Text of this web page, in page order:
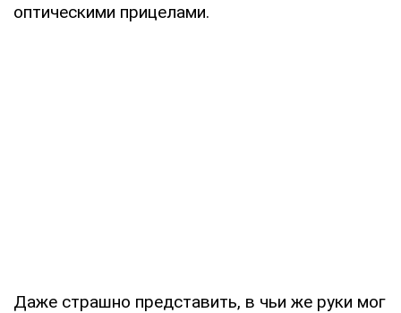
оптическими прицелами.
Даже страшно представить, в чьи же руки мог